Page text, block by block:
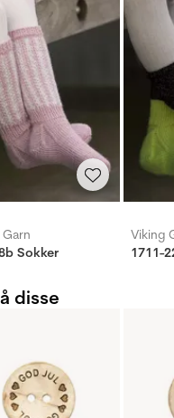
Sokker
Viking
1711-
disse